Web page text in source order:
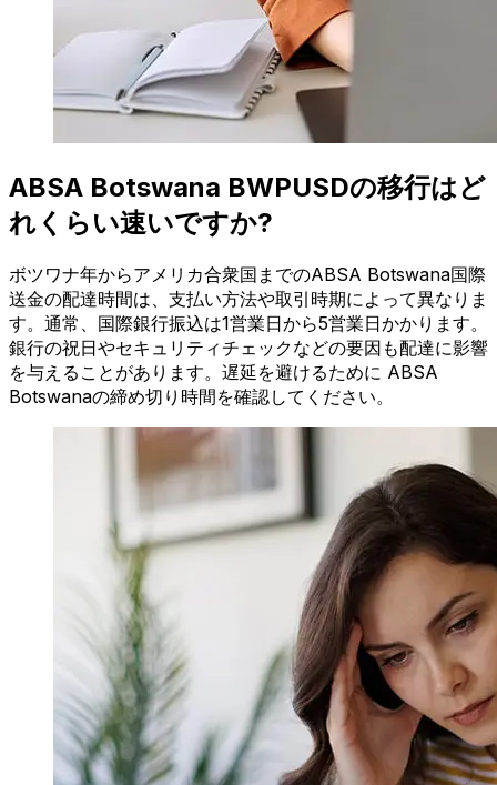
ABSA Botswana BWPUSDの移行はど
れくらい速いですか?
ボツワナ年からアメリカ合衆国までのABSA Botswana国際
送金の配達時間は、支払い方法や取引時期によって異なりま
す。通常、国際銀行振込は1営業日から5営業日かかります。
銀行の祝日やセキュリティチェックなどの要因も配達に影響
を与えることがあります。遅延を避けるために ABSA
Botswanaの締め切り時間を確認してください。